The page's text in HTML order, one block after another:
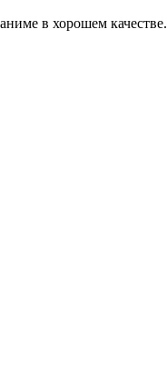
в хорошем качестве.